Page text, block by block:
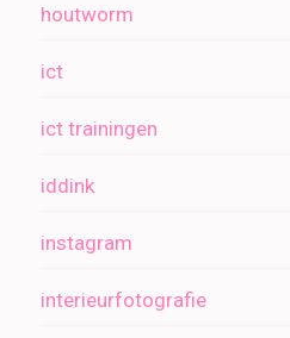
houtworm
ict
ict trainingen
iddink
instagram
interieurfotografie